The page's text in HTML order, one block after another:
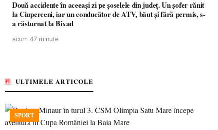
Două accidente în aceeași zi pe șoselele din județ. Un șofer rănit
la Ciuperceni, iar un conducător de ATV, băut și fără permis, s-
a răsturnat la Bixad
acum 47 minute
ULTIMELE ARTICOLE
SPORT